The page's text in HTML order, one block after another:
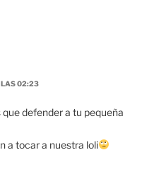
LAS 02:23
que defender a tu pequeña
a tocar a nuestra loli